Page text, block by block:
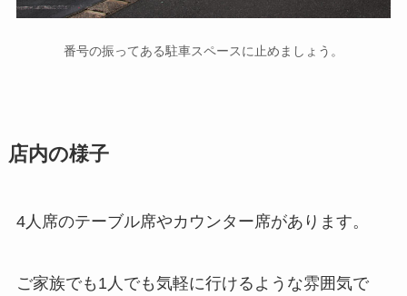
番号の振ってある駐車スペースに止めましょう。
店内の様子
4人席のテーブル席やカウンター席があります。
ご家族でも1人でも気軽に行けるような雰囲気で